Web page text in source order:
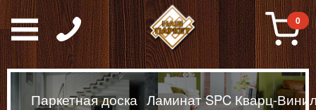
Паркет, Штучный
0
Паркетная доска Ламинат SPC Кварц-